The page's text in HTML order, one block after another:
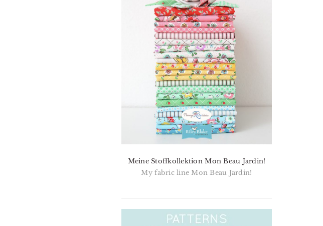
Meine Stoffkollektion Mon Beau Jardin!
My fabric line Mon Beau Jardin!